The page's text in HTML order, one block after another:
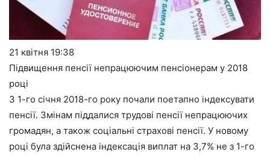
21 квітня 19:38
Підвищення пенсії непрацюючим пенсіонерам у 2018
році
З 1-го січня 2018-го року почали поетапно індексувати
пенсії. Змінам піддалися трудові пенсії непрацюючих
громадян, а також соціальні страхові пенсії. У новому
році була здійснена індексація виплат на 3,7% не з 1-го